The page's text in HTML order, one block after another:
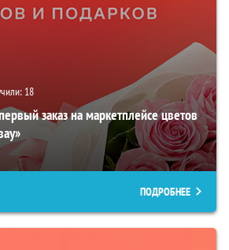
18
заказ на маркетплейсе цветов
ПОДРОБНЕЕ